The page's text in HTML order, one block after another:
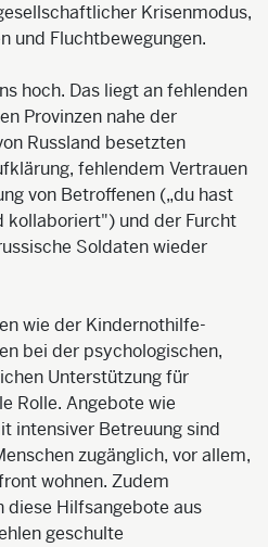
Krisenmodus,
und Fluchtbewegungen.
hoch. Das liegt an fehlenden
Provinzen nahe der
Russland besetzten
fehlendem Vertrauen
von Betroffenen („du hast
kollaboriert") und der Furcht
Soldaten wieder
wie der Kindernothilfe-
bei der psychologischen,
Unterstützung für
Rolle. Angebote wie
intensiver Betreuung sind
zugänglich, vor allem,
wohnen. Zudem
diese Hilfsangebote aus
geschulte